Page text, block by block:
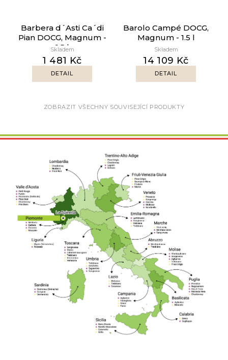
Barbera d´Asti Ca´di
Pian DOCG, Magnum -
1.5 l
Skladem
1 481 Kč
DETAIL
Barolo Campé DOCG,
Magnum - 1.5 l
Skladem
14 109 Kč
DETAIL
ZOBRAZIT VŠECHNY SOUVISEJÍCÍ PRODUKTY